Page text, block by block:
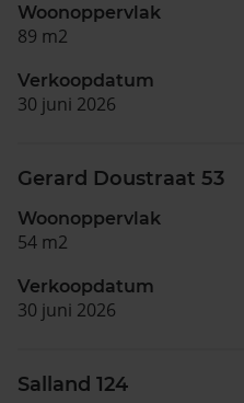
Woonoppervlak
89 m2
Verkoopdatum
30 juni 2026
Gerard Doustraat 53
Woonoppervlak
54 m2
Verkoopdatum
30 juni 2026
Salland 124